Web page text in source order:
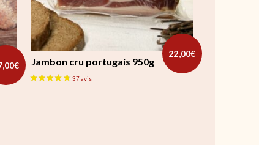
€ Jambon cru portugais 950g
22,00€